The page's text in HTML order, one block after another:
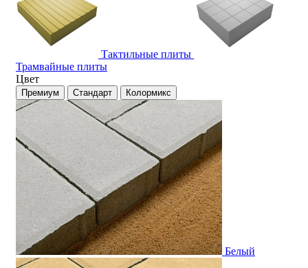
Тактильные плиты
Трамвайные плиты
Цвет
Премиум Стандарт Колормикс
Белый